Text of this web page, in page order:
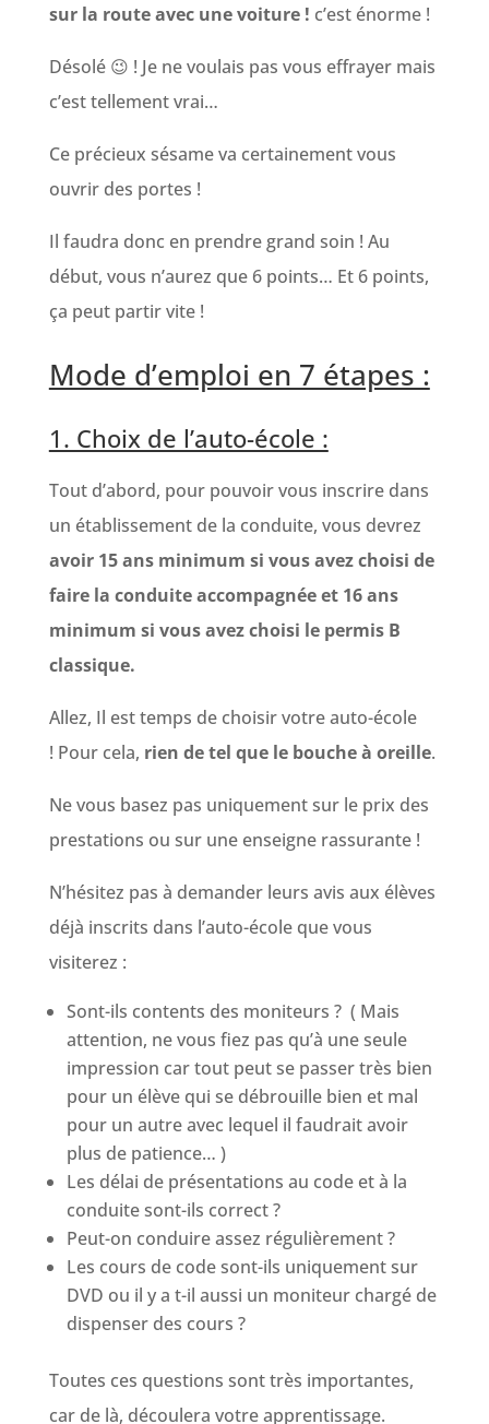
sur la route avec une voiture ! c’est énorme !
Désolé 😉 ! Je ne voulais pas vous effrayer mais
c’est tellement vrai…
Ce précieux sésame va certainement vous
ouvrir des portes !
Il faudra donc en prendre grand soin ! Au
début, vous n’aurez que 6 points… Et 6 points,
ça peut partir vite !
Mode d’emploi en 7 étapes :
1. Choix de l’auto-école :
Tout d’abord, pour pouvoir vous inscrire dans
un établissement de la conduite, vous devrez
avoir 15 ans minimum si vous avez choisi de
faire la conduite accompagnée et 16 ans
minimum si vous avez choisi le permis B
classique.
Allez, Il est temps de choisir votre auto-école
! Pour cela, rien de tel que le bouche à oreille.
Ne vous basez pas uniquement sur le prix des
prestations ou sur une enseigne rassurante !
N’hésitez pas à demander leurs avis aux élèves
déjà inscrits dans l’auto-école que vous
visiterez :
Sont-ils contents des moniteurs ? ( Mais
attention, ne vous fiez pas qu’à une seule
impression car tout peut se passer très bien
pour un élève qui se débrouille bien et mal
pour un autre avec lequel il faudrait avoir
plus de patience… )
Les délai de présentations au code et à la
conduite sont-ils correct ?
Peut-on conduire assez régulièrement ?
Les cours de code sont-ils uniquement sur
DVD ou il y a t-il aussi un moniteur chargé de
dispenser des cours ?
Toutes ces questions sont très importantes,
car de là, découlera votre apprentissage.